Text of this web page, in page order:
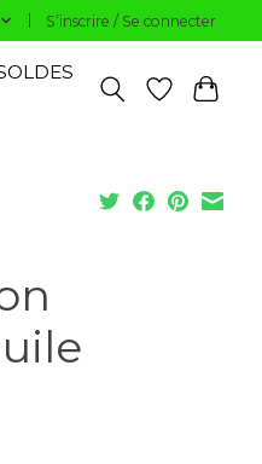
S’inscrire / Se connecter